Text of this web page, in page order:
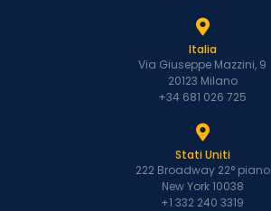
Italia
Via Giuseppe Mazzini, 9
20123 Milano
+34 681 026 725
Stati Uniti
222 Broadway 22° piano
New York 10038
+1 332 240 3319